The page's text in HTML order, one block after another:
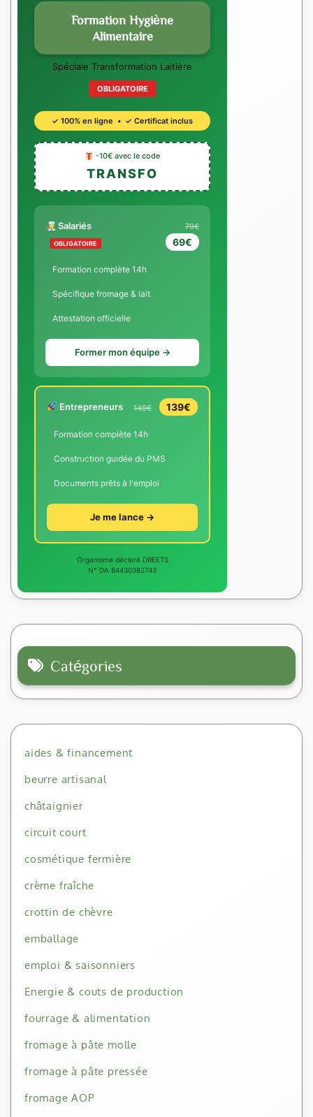
Formation Hygiène
Alimentaire
Spéciale Transformation Laitière
OBLIGATOIRE
✓ 100% en ligne • ✓ Certificat inclus
-10€ avec le code
TRANSFO
Salariés
OBLIGATOIRE
79€
69€
Formation complète 14h
Spécifique fromage & lait
Attestation officielle
Former mon équipe →
Entrepreneurs 149€ 139€
Formation complète 14h
Construction guidée du PMS
Documents prêts à l'emploi
Je me lance →
Organisme déclaré DREETS
N° DA 84430382743
Catégories
aides & financement
beurre artisanal
châtaignier
circuit court
cosmétique fermière
crème fraîche
crottin de chèvre
emballage
emploi & saisonniers
Energie & couts de production
fourrage & alimentation
fromage à pâte molle
fromage à pâte pressée
fromage AOP